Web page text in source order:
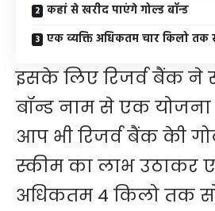
कहां से खरीद पाएंगे गोल्ड बॉन्ड
एक व्यक्ति अधिकतम चार किलो तक
इसके लिए रिजर्व बैंक ने
बॉन्ड नाम से एक योजना
आप भी रिजर्व बैंक केी
स्कीम का लाभ उठाकर
अधिकतम 4 किलो तक